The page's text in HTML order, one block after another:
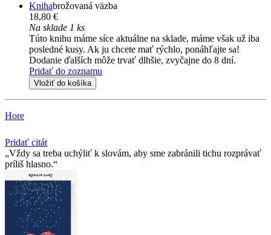
Knihabrožovaná väzba
18,80 €
Na sklade 1 ks
Túto knihu máme síce aktuálne na sklade, máme však už iba
posledné kusy. Ak ju chcete mať rýchlo, ponáhľajte sa!
Dodanie ďalších môže trvať dlhšie, zvyčajne do 8 dní.
Pridať do zoznamu
Vložiť do košíka
Hore
Pridať citát
Vždy sa treba uchýliť k slovám, aby sme zabránili tichu rozprávať
príliš hlasno.